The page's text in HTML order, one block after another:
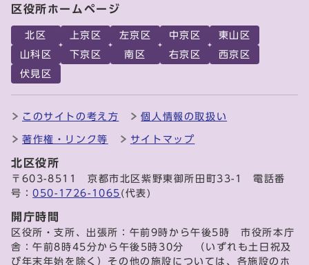
区役所ホームページ
北区 上京区 左京区 中京区
東山区
山科区
下京区 南区 右京区
西京区
伏見区
このサイトの考え方 個人情報の取扱い
著作権・リンク等 サイトマップ
北区役所
〒603-8511 京都市北区紫野東御所田町33-1 電話番
号：050-1726-1065 (代表)
開庁時間
区役所・支所、出張所：午前9時から午後5時 市役所本庁
舎：午前8時45分から午後5時30分 （いずれも土日祝及
び年末年始を除く）その他の施設については、各施設のホ